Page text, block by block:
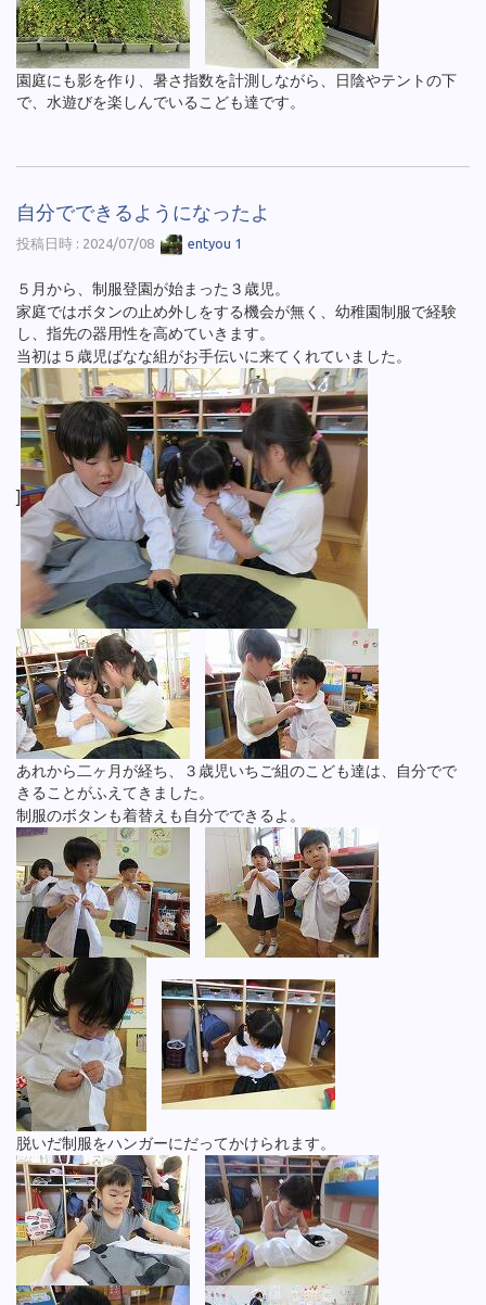
園庭にも影を作り、暑さ指数を計測しながら、日陰やテントの下
で、水遊びを楽しんでいるこども達です。
自分でできるようになったよ
投稿日時 : 2024/07/08 entyou 1
５月から、制服登園が始まった３歳児。
家庭ではボタンの止め外しをする機会が無く、幼稚園制服で経験
し、指先の器用性を高めていきます。
当初は５歳児ばなな組がお手伝いに来てくれていました。
]
あれから二ヶ月が経ち、３歳児いちご組のこども達は、自分でで
きることがふえてきました。
制服のボタンも着替えも自分でできるよ。
脱いだ制服をハンガーにだってかけられます。